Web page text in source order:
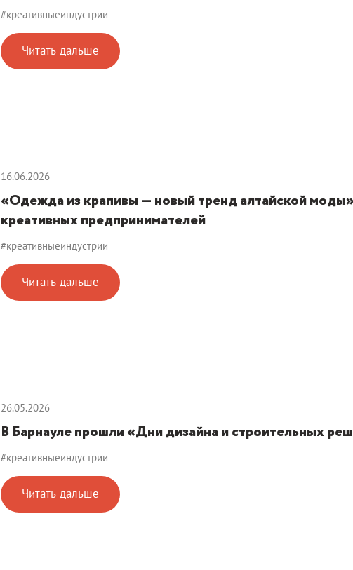
#креативныеиндустрии
Читать дальше
16.06.2026
«Одежда из крапивы — новый тренд алтайской
креативных предпринимателей
#креативныеиндустрии
Читать дальше
26.05.2026
В Барнауле прошли «Дни дизайна и строительных
#креативныеиндустрии
Читать дальше